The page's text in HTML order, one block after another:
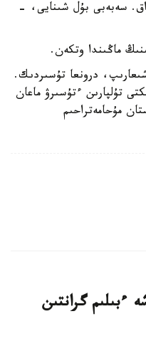
سەبەبى بۇل شىنايى، -
ماڭىندا وتكەن.
درونعا تۇسىردىك.
تۇلپارىن ءتۇسىرۋ ماعان
مۇحامەتراحىم
ءبىلىم گرانتىن